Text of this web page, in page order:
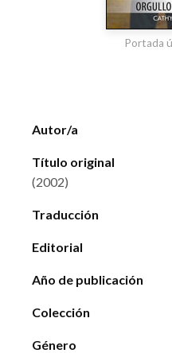
Autor/a
Título original
(2002)
Traducción
Editorial
Año de publicación
Colección
Género
Portada